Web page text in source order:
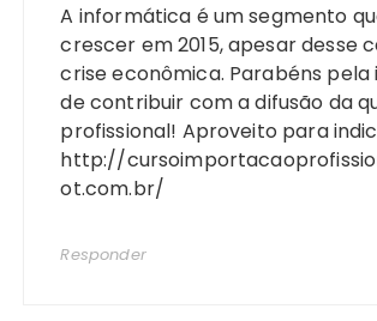
A informática é um segmento
crescer em 2015, apesar desse
crise econômica. Parabéns pela
de contribuir com a difusão da
profissional! Aproveito para
http://
ot.com.br/
Responder